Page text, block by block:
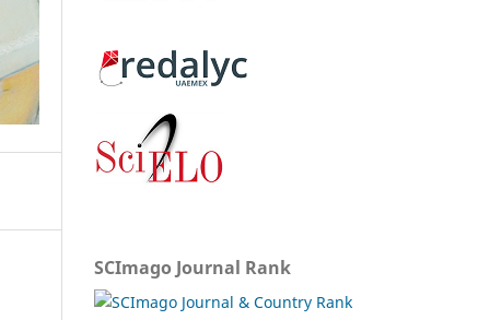
SCImago Journal Rank